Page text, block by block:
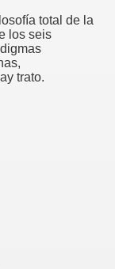
total de la
los seis
trato.